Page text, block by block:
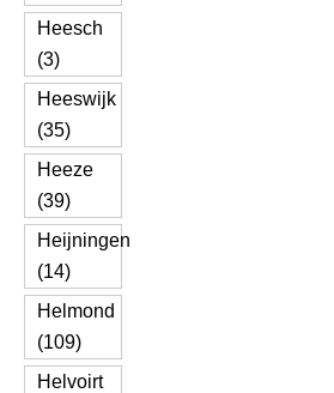
Heesch
(3)
Heeswijk
(35)
Heeze
(39)
Heijningen
(14)
Helmond
(109)
Helvoirt